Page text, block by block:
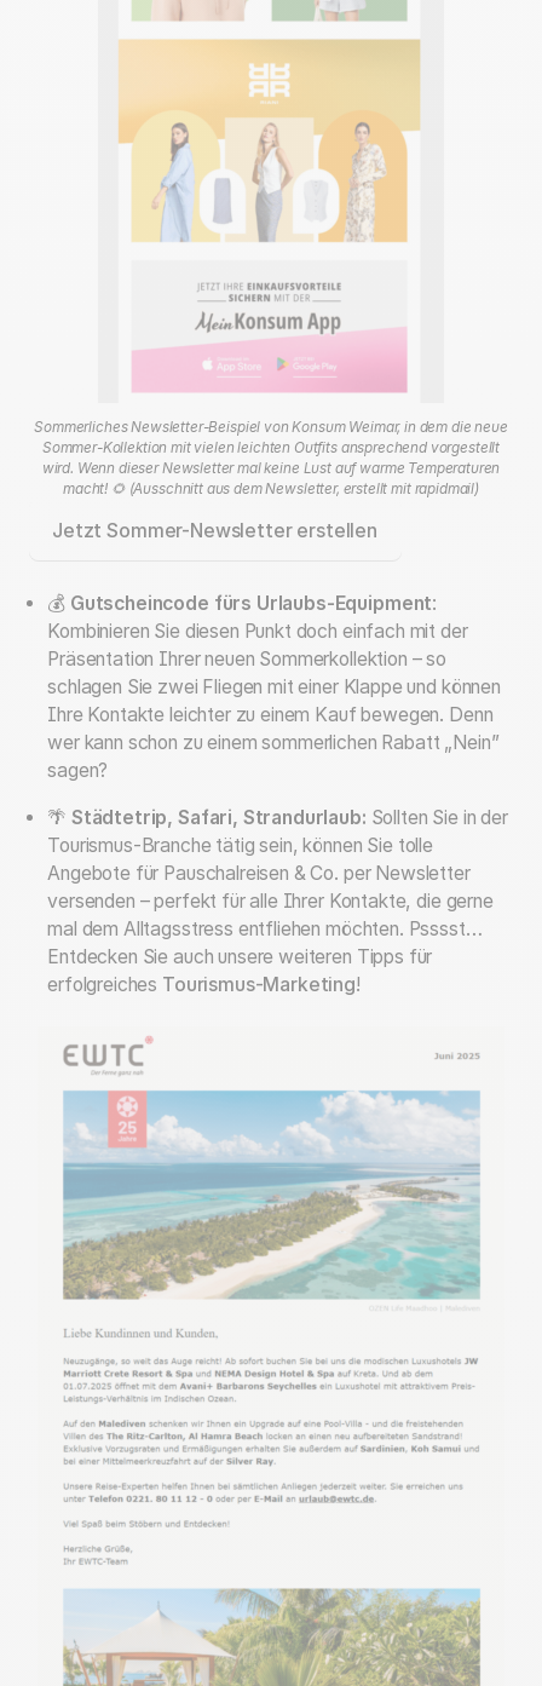
Sommerliches Newsletter-Beispiel von Konsum Weimar, in dem die neue
Sommer-Kollektion mit vielen leichten Outfits ansprechend vorgestellt
wird. Wenn dieser Newsletter mal keine Lust auf warme Temperaturen
macht! 🌻 (Ausschnitt aus dem Newsletter, erstellt mit rapidmail)
Jetzt Sommer-Newsletter erstellen
💰 Gutscheincode fürs Urlaubs-Equipment:
Kombinieren Sie diesen Punkt doch einfach mit der
Präsentation Ihrer neuen Sommerkollektion – so
schlagen Sie zwei Fliegen mit einer Klappe und können
Ihre Kontakte leichter zu einem Kauf bewegen. Denn
wer kann schon zu einem sommerlichen Rabatt „Nein”
sagen?
🌴 Städtetrip, Safari, Strandurlaub: Sollten Sie in der
Tourismus-Branche tätig sein, können Sie tolle
Angebote für Pauschalreisen & Co. per Newsletter
versenden – perfekt für alle Ihrer Kontakte, die gerne
mal dem Alltagsstress entfliehen möchten. Psssst…
Entdecken Sie auch unsere weiteren Tipps für
erfolgreiches Tourismus-Marketing!